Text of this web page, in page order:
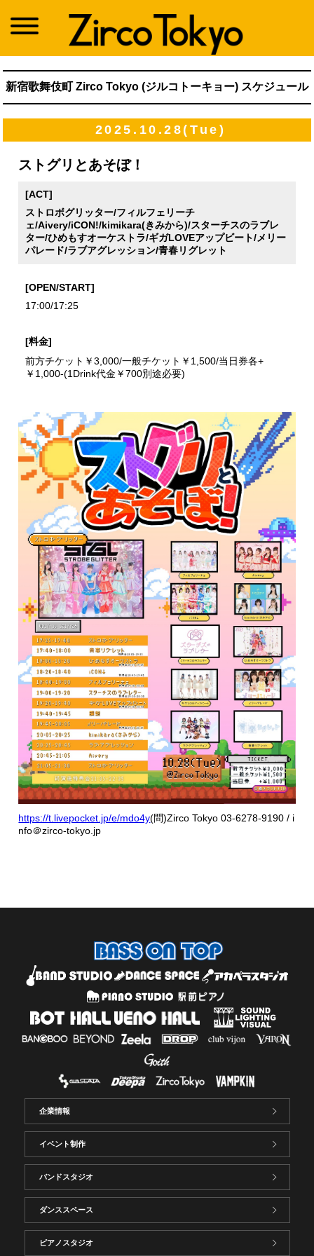
新宿歌舞伎町 Zirco Tokyo (ジルコトーキョー) スケジュール
2025.10.28(Tue)
ストグリとあそぼ！
[ACT]
ストロボグリッター/フィルフェリーチ
ェ/Aivery/iCON!/kimikara(きみから)/スターチスのラブレ
ター/ひめもすオーケストラ/ギガLOVEアップビート/メリー
パレード/ラブアグレッション/青春リグレット
[OPEN/START]
17:00/17:25
[料金]
前方チケット￥3,000/一般チケット￥1,500/当日券各+
￥1,000-(1Drink代金￥700別途必要)
https://t.livepocket.jp/e/mdo4y(問)Zirco Tokyo 03-6278-9190 / i
nfo＠zirco-tokyo.jp
企業情報
イベント制作
バンドスタジオ
ダンススペース
ピアノスタジオ